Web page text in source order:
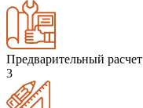
Предварительный расчет
3